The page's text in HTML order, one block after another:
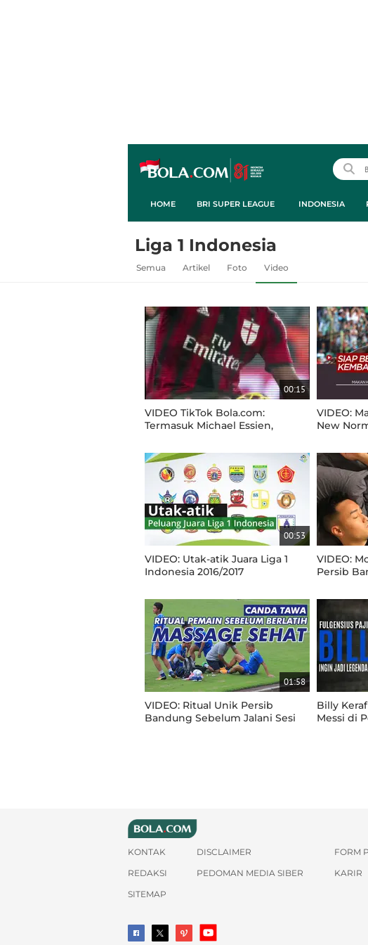
HOME BRI SUPER LEAGUE INDONESIA
Liga 1 Indonesia
Semua Artikel Foto Video
00:15
VIDEO TikTok Bola.com:
Termasuk Michael Essien,
A yang Pernah Bermain di Liga 1
Indonesia
VIDEO:
New
00:53
VIDEO: Utak-atik Juara Liga 1
Indonesia 2016/2017
VIDEO:
Persib
01:58
VIDEO: Ritual Unik Persib
Bandung Sebelum Jalani Sesi
Billy
Messi di
KONTAK DISCLAIMER
FORM
REDAKSI
PEDOMAN MEDIA SIBER
KARIR
SITEMAP